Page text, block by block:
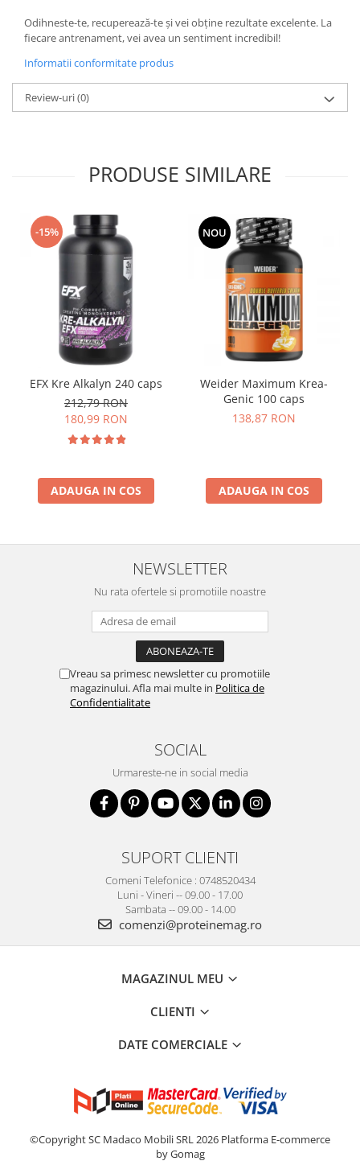
Odihneste-te, recuperează-te și vei obține rezultate excelente. La
fiecare antrenament, vei avea un sentiment incredibil!
Informatii conformitate produs
Review-uri(0)
PRODUSE SIMILARE
-15%
EFX Kre Alkalyn 240 caps
212,79 RON
180,99 RON
ADAUGA IN COS
NOU
Weider Maximum Krea-
Genic 100 caps
138,87 RON
ADAUGA IN COS
NEWSLETTER
Nu rata ofertele si promotiile noastre
Vreau sa primesc newsletter cu promotiile
magazinului. Afla mai multe in Politica de
Confidentialitate
SOCIAL
Urmareste-ne in social media
SUPORT CLIENTI
Comeni Telefonice : 0748520434
Luni - Vineri -- 09.00 - 17.00
Sambata -- 09.00 - 14.00
comenzi@proteinemag.ro
MAGAZINUL MEU
CLIENTI
DATE COMERCIALE
©Copyright SC Madaco Mobili SRL 2026 Platforma E-commerce
by Gomag